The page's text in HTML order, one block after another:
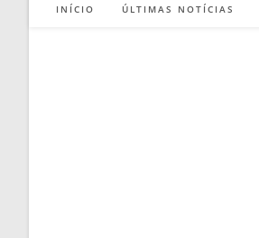
INÍCIO ÚLTIMAS NOTÍCIAS